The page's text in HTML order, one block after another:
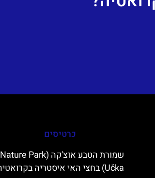
כרטיסים
שמורת הטבע אוצ'קה (Nature Park
Učka) בחצי האי איסטריה בקרואטיה